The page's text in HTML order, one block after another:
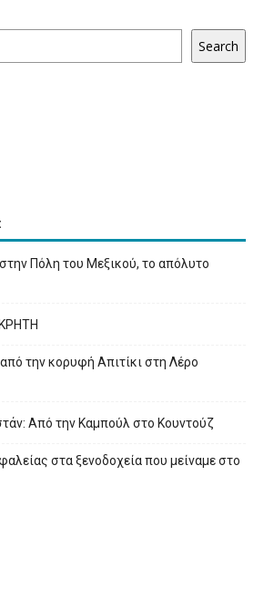
Search
Πόλη του Μεξικού, το απόλυτο
την κορυφή Απιτίκι στη Λέρο
Από την Καμπούλ στο Κουντούζ
στα ξενοδοχεία που μείναμε στο